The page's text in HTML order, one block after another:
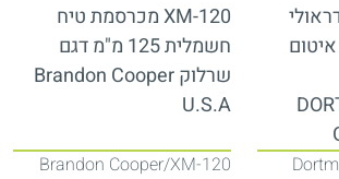
איטום
XM-120 מכרסמת טיח
חשמלית 125 מ"מ דגם
שרלוק Brandon Cooper
U.S.A
XM-120
Brandon Cooper